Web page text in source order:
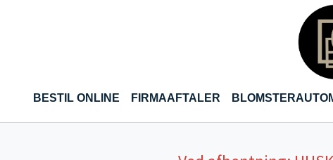
BESTIL ONLINE (CURRENT)
FIRMAAFTALER